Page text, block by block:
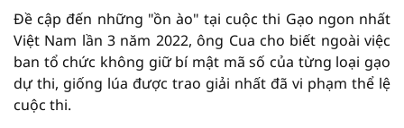
Đề cập đến những "ồn ào" tại cuộc thi Gạo ngon nhất
Việt Nam lần 3 năm 2022, ông Cua cho biết ngoài việc
ban tổ chức không giữ bí mật mã số của từng loại gạo
dự thi, giống lúa được trao giải nhất đã vi phạm thể lệ
cuộc thi.